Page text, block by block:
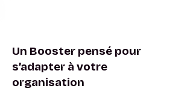
Un Booster pensé pour
s’adapter à votre
organisation